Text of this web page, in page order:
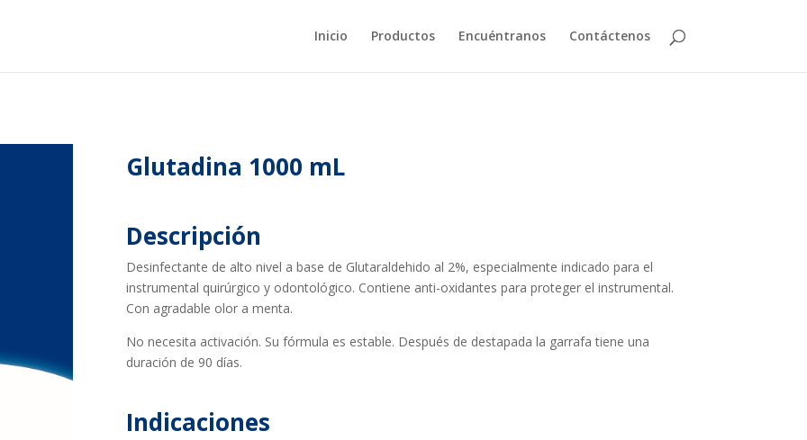
Inicio Productos Encuéntranos Contáctenos
Glutadina 1000 mL
Descripción
Desinfectante de alto nivel a base de Glutaraldehido al 2%, especialmente indicado para el
instrumental quirúrgico y odontológico. Contiene anti-oxidantes para proteger el instrumental.
Con agradable olor a menta.
No necesita activación. Su fórmula es estable. Después de destapada la garrafa tiene una
duración de 90 días.
Indicaciones